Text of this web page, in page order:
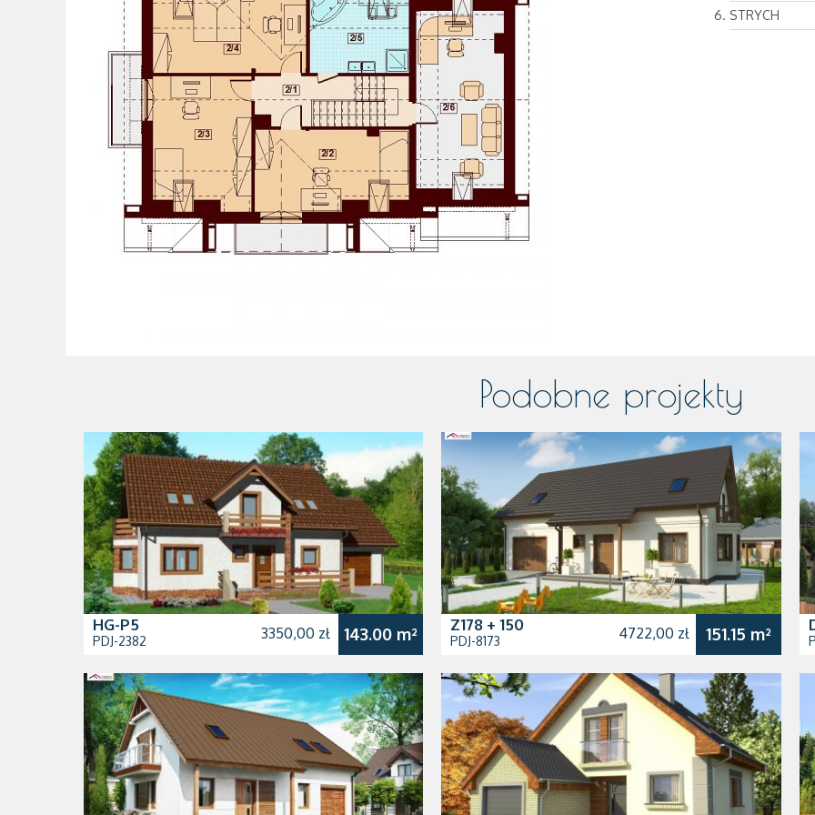
STRYCH
Podobne projekty
HG-P5
PDJ-2382 3350,00 zł 143.00 m² Z178 + 150
PDJ-8173 4722,00 zł 151.15 m²